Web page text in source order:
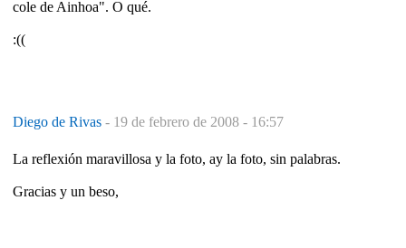
cole de Ainhoa". O qué.
:((
Diego de Rivas - 19 de febrero de 2008 - 16:57
La reflexión maravillosa y la foto, ay la foto, sin palabras.
Gracias y un beso,